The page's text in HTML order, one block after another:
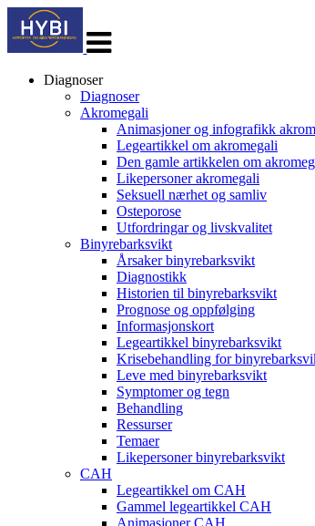
navigasjon
Diagnoser
Diagnoser
Akromegali
Animasjoner og infografikk
Legeartikkel om akromegali
Den gamle artikkelen om
Likepersoner akromegali
Seksuell nærhet og samliv
Osteporose
Utfordringar og livskvalitet
Binyrebarksvikt
Årsaker binyrebarksvikt
Diagnostikk
Historien til binyrebarksvikt
Prognose og oppfølging
Informasjonskort
Legeartikkel binyrebarksvikt
Krisebehandling for
Leve med binyrebarksvikt
Symptomer og tegn
Behandling
Ressurser
Temaer
Likepersoner binyrebarksvikt
CAH
Legeartikkel om CAH
Gammel legeartikkel CAH
Animasjoner CAH